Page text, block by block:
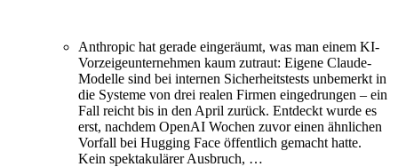
Anthropic hat gerade eingeräumt, was man einem KI-
Vorzeigeunternehmen kaum zutraut: Eigene Claude-
Modelle sind bei internen Sicherheitstests unbemerkt in
die Systeme von drei realen Firmen eingedrungen – ein
Fall reicht bis in den April zurück. Entdeckt wurde es
erst, nachdem OpenAI Wochen zuvor einen ähnlichen
Vorfall bei Hugging Face öffentlich gemacht hatte.
Kein spektakulärer Ausbruch, …